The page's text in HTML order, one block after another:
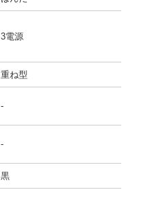
3電源
重ね型
-
-
黒